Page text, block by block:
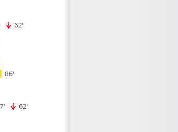
23. minute
62'
86'
37. minute
62'